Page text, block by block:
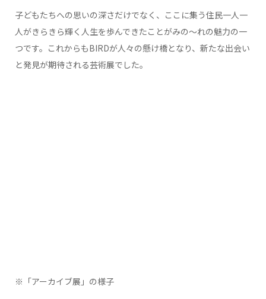
子どもたちへの思いの深さだけでなく、ここに集う住民一人一
人がきらきら輝く人生を歩んできたことがみの～れの魅力の一
つです。これからもBIRDが人々の懸け橋となり、新たな出会い
と発見が期待される芸術展でした。
※「アーカイブ展」の様子